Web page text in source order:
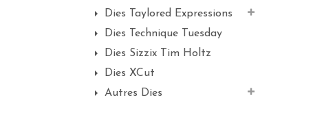
Dies Taylored Expressions
Dies Technique Tuesday
Dies Sizzix Tim Holtz
Dies XCut
Autres Dies